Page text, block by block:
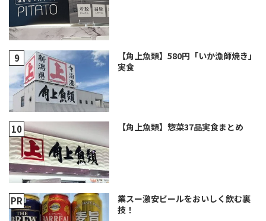
【角上魚類】580円「いか漁師焼き」
実食
【角上魚類】惣菜37品実食まとめ
業スー激安ビールをおいしく飲む裏
技！